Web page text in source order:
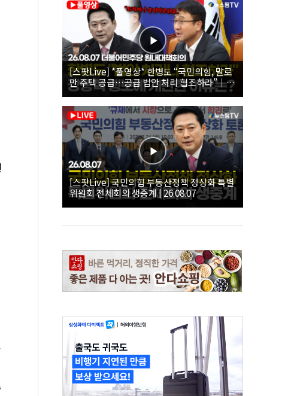
[스팟Live] *풀영상* 한병도 “국민의힘, 말로
만 주택 공급…공급 법안 처리 협조하라”｜
26.08.07 더불어민주당 원내대책회의
[스팟Live] 국민의힘 부동산정책 정상화 특별
위원회 전체회의 생중계 | 26.08.07